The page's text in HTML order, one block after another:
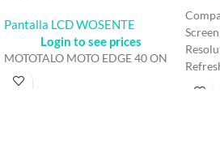
Pantalla LCD WOSENTE
Login to see prices
MOTOTALO MOTO EDGE 40 ON